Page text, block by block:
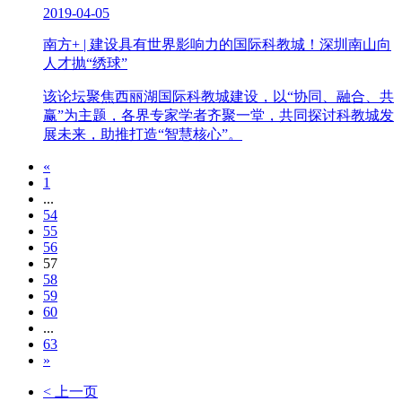
2019-04-05
南方+ | 建设具有世界影响力的国际科教城！深圳南山向
人才抛“绣球”
该论坛聚焦西丽湖国际科教城建设，以“协同、融合、共
赢”为主题，各界专家学者齐聚一堂，共同探讨科教城发
展未来，助推打造“智慧核心”。
«
1
...
54
55
56
57
58
59
60
...
63
»
< 上一页